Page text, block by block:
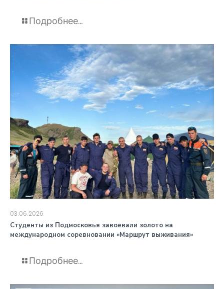
Подробнее...
03.06.2026
️Студенты из Подмосковья завоевали золото на
международном соревновании «Маршрут выживания»
Подробнее...